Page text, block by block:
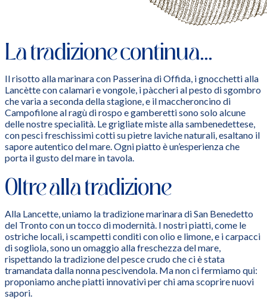
La tradizione continua...
Il risotto alla marinara con Passerina di Offida, i gnocchetti alla
Lancètte con calamari e vongole, i pàccheri al pesto di sgombro
che varia a seconda della stagione, e il maccheroncino di
Campofilone al ragù di rospo e gamberetti sono solo alcune
delle nostre specialità. Le grigliate miste alla sambenedettese,
con pesci freschissimi cotti su pietre laviche naturali, esaltano il
sapore autentico del mare. Ogni piatto è un’esperienza che
porta il gusto del mare in tavola.
Oltre alla tradizione
Alla Lancette, uniamo la tradizione marinara di San Benedetto
del Tronto con un tocco di modernità. I nostri piatti, come le
ostriche locali, i scampetti conditi con olio e limone, e i carpacci
di sogliola, sono un omaggio alla freschezza del mare,
rispettando la tradizione del pesce crudo che ci è stata
tramandata dalla nonna pescivendola. Ma non ci fermiamo qui:
proponiamo anche piatti innovativi per chi ama scoprire nuovi
sapori.